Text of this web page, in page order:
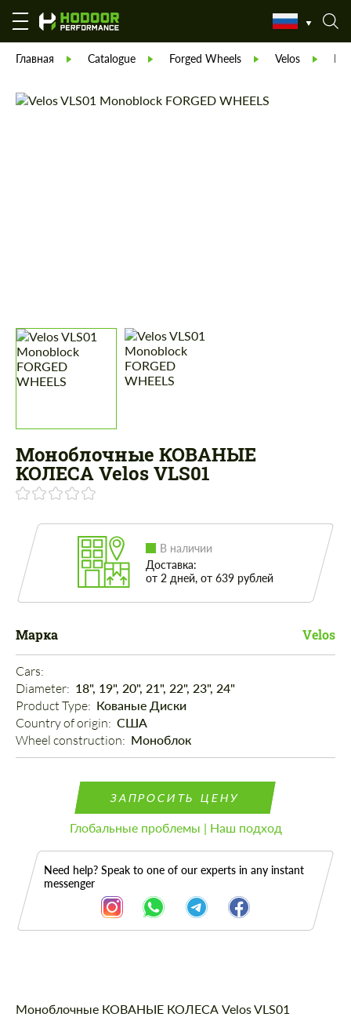
Главная Catalogue Forged Wheels Velos
Моноблочные КОВАНЫЕ
КОЛЕСА Velos VLS01
В наличии
Доставка:
от 2 дней, от 639 рублей
Марка Velos
Cars:
Diameter: 18", 19", 20", 21", 22", 23", 24"
Product Type: Кованые Диски
Country of origin: США
Wheel construction: Моноблок
ЗАПРОСИТЬ ЦЕНУ
Глобальные проблемы | Наш подход
Need help? Speak to one of our experts in any instant
messenger
Описание
Моноблочные КОВАНЫЕ КОЛЕСА Velos VLS01